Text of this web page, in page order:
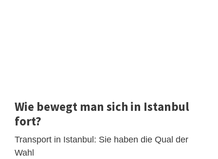
Wie bewegt man sich in Istanbul
fort?
Transport in Istanbul: Sie haben die Qual der
Wahl